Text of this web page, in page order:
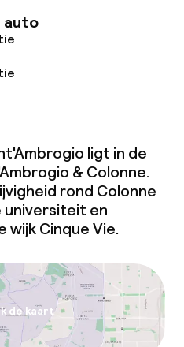
auto
ligt in de
& Colonne.
rond Colonne
universiteit en
wijk Cinque Vie.
de kaart